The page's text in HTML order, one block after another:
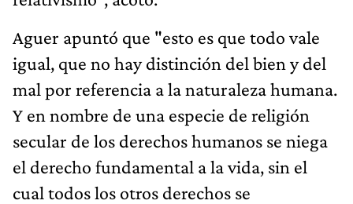
Aguer apuntó que "esto es que todo vale
igual, que no hay distinción del bien y del
mal por referencia a la naturaleza humana.
Y en nombre de una especie de religión
secular de los derechos humanos se niega
el derecho fundamental a la vida, sin el
cual todos los otros derechos se